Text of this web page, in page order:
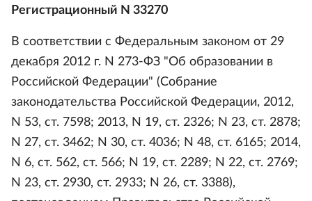
Регистрационный N 33270
В соответствии с Федеральным законом от 29
декабря 2012 г. N 273-ФЗ "Об образовании в
Российской Федерации" (Собрание
законодательства Российской Федерации, 2012,
N 53, ст. 7598; 2013, N 19, ст. 2326; N 23, ст. 2878;
N 27, ст. 3462; N 30, ст. 4036; N 48, ст. 6165; 2014,
N 6, ст. 562, ст. 566; N 19, ст. 2289; N 22, ст. 2769;
N 23, ст. 2930, ст. 2933; N 26, ст. 3388),